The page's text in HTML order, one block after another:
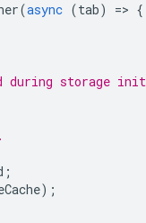
(async (tab) => {
during storage
;
);